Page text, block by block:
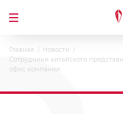
Главная
Новости
Сотрудники китайского
офис компании